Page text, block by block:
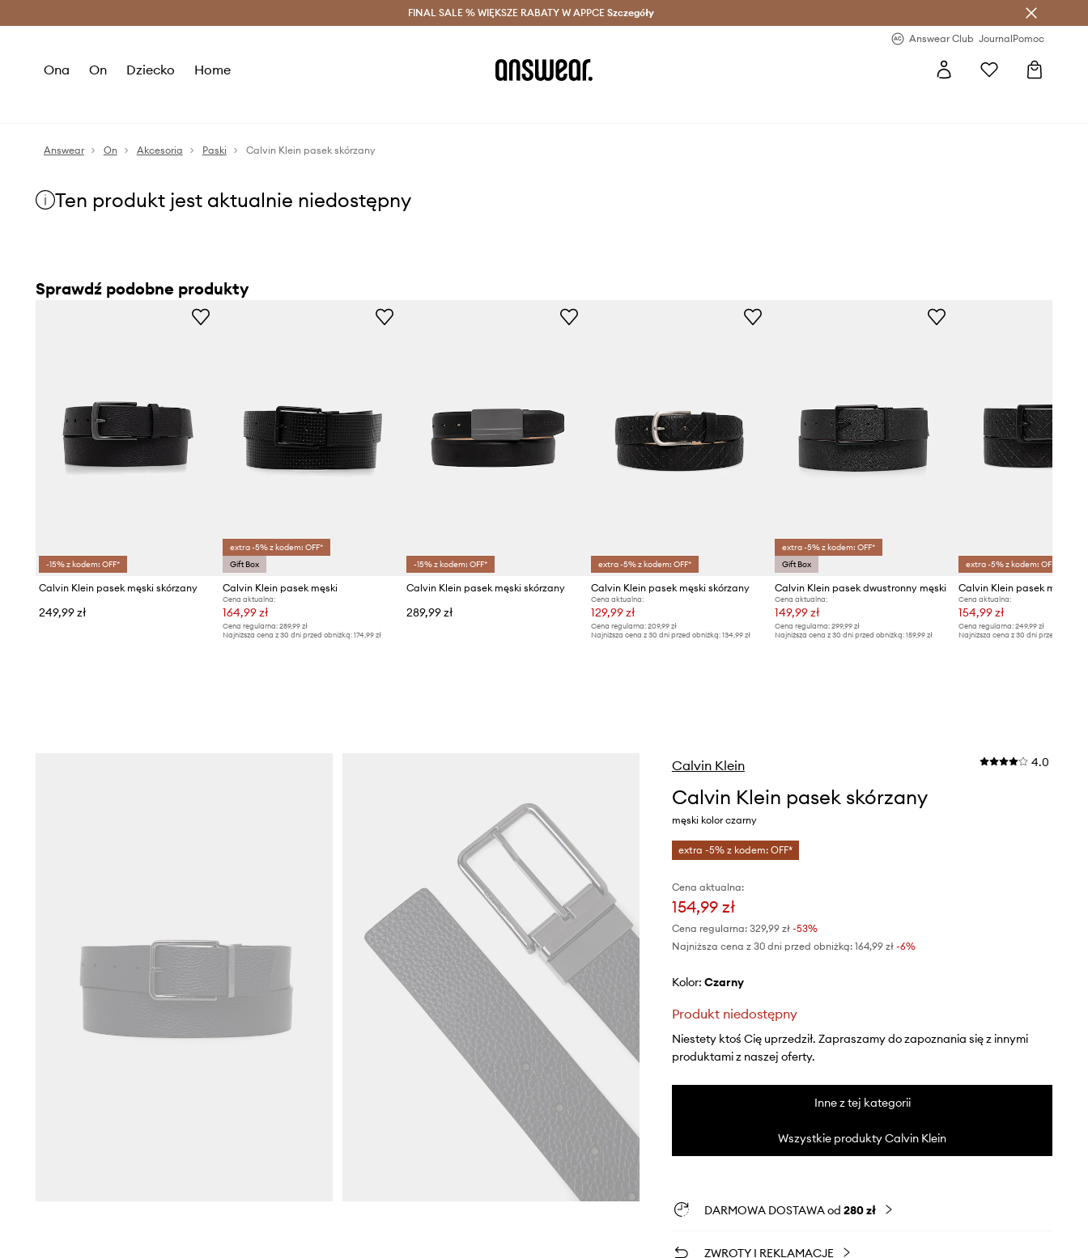
Oszczędzaj z Answear Club > Dostawa nawet w 24h >
FINAL SALE % WIĘKSZE RABATY W APPCE Szczegóły
Answear Club JournalPomoc
Ona On Dziecko Home
Answear On Akcesoria Paski Calvin Klein pasek skórzany
Ten produkt jest aktualnie niedostępny
Sprawdź podobne produkty
-15% z kodem: OFF*
Calvin Klein pasek męski skórzany
249,99 zł
extra -5% z kodem: OFF*
Gift Box
Calvin Klein pasek męski
Cena aktualna:
164,99 zł
Cena regularna:289,99 zł
Najniższa cena z 30 dni przed obniżką:174,99 zł
-15% z kodem: OFF*
Calvin Klein pasek męski skórzany
289,99 zł
extra -5% z kodem: OFF*
Calvin Klein pasek męski skórzany
Cena aktualna:
129,99 zł
Cena regularna: 209,99 zł
Najniższa cena z 30 dni przed obniżką: 134,99 zł
extra -5% z kodem: OFF*
Gift Box
Calvin Klein pasek dwustronny męski
Cena aktualna:
149,99 zł
Cena regularna:299,99 zł
Najniższa cena z 30 dni przed obniżką:159,99 zł
extra -5% z kodem: OFF*
Calvin Klein pasek męski
Cena aktualna:
154,99 zł
Cena regularna: 249,99 zł
Najniższa cena z 30 dni przed obniżką:
Calvin Klein 4.0
Calvin Klein pasek skórzany
męski kolor czarny
extra -5% z kodem: OFF*
Cena aktualna:
154,99 zł
Cena regularna: 329,99 zł-53%
Najniższa cena z 30 dni przed obniżką: 164,99 zł -6%
Kolor: czarny
Produkt niedostępny
Niestety ktoś Cię uprzedził. Zapraszamy do zapoznania się z innymi
produktami z naszej oferty.
Inne z tej kategorii
Wszystkie produkty Calvin Klein
DARMOWA DOSTAWA od 280 zł
ZWROTY I REKLAMACJE